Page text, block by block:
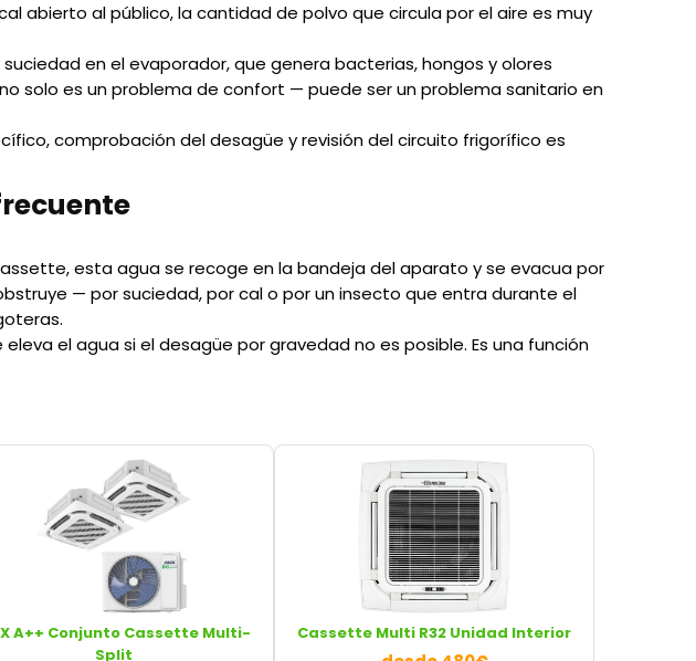
abierto al público, la cantidad de polvo que circula por el aire es muy
en el evaporador, que genera bacterias, hongos y olores
solo es un problema de confort — puede ser un problema sanitario en
comprobación del desagüe y revisión del circuito frigorífico es
esta agua se recoge en la bandeja del aparato y se evacua por
— por suciedad, por cal o por un insecto que entra durante el
el agua si el desagüe por gravedad no es posible. Es una función
A++ Conjunto Cassette Multi-
Split
Cassette Multi R32 Unidad Interior